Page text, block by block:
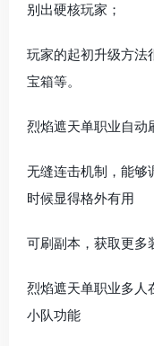
别出硬核玩家；
玩家的起初升级方法
宝箱等。
烈焰遮天单职业自动
无缝连击机制，能够
时候显得格外有用
可刷副本，获取更多
烈焰遮天单职业多人
小队功能